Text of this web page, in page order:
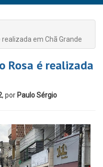
em Chã Grande
Rosa é realizada
, por Paulo Sérgio